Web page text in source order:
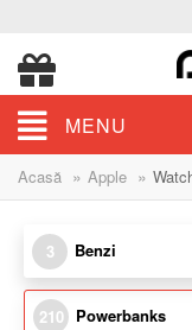
MENU
Acasă » Apple »
3 Benzi
210 Powerbanks